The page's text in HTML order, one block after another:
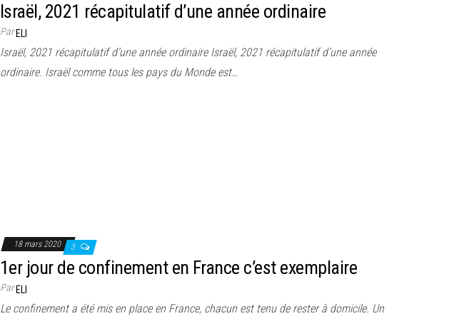
Israël, 2021 récapitulatif d’une année ordinaire
ParELI
Israël, 2021 récapitulatif d’une année ordinaire Israël, 2021 récapitulatif d’une année
ordinaire. Israël comme tous les pays du Monde est…
18 mars 2020 3
1er jour de confinement en France c’est exemplaire
ParELI
Le confinement a été mis en place en France, chacun est tenu de rester à domicile. Un